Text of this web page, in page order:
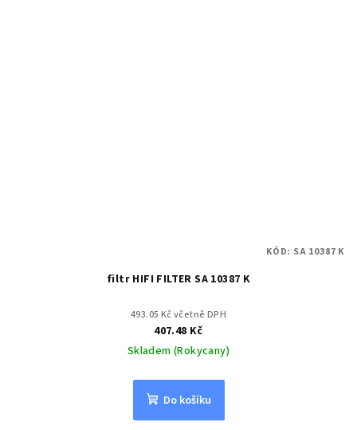
filtr HIFI FILTER SA 10387 K
493.05 Kč včetně DPH
407.48 Kč
Skladem (Rokycany)
Do košíku
KÓD: SA 10387 K